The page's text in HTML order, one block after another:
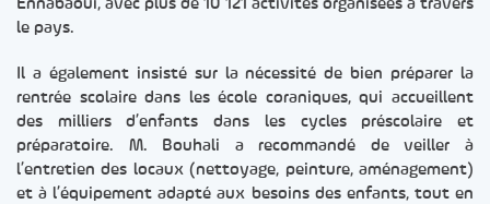
Ennabaoui, avec plus de 10 121 activités organisées à travers
le pays.
Il a également insisté sur la nécessité de bien préparer la
rentrée scolaire dans les école coraniques, qui accueillent
des milliers d’enfants dans les cycles préscolaire et
préparatoire. M. Bouhali a recommandé de veiller à
l’entretien des locaux (nettoyage, peinture, aménagement)
et à l’équipement adapté aux besoins des enfants, tout en